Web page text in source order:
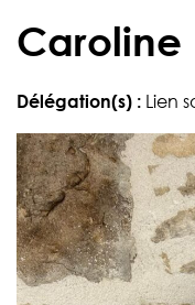
Caroline
Délégation(s) : Lien